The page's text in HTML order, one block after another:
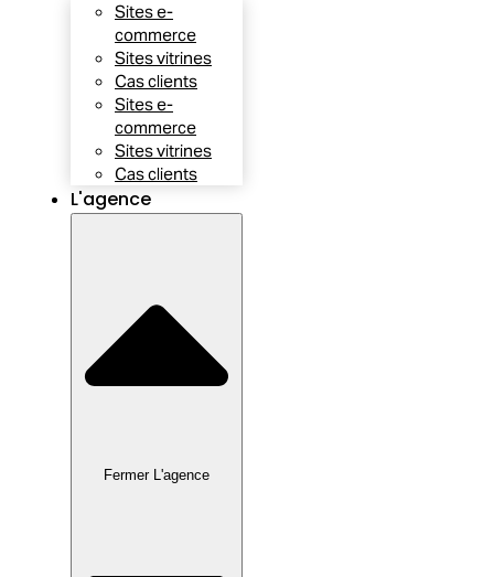
Sites e-
commerce
Sites vitrines
Cas clients
Sites e-
commerce
Sites vitrines
Cas clients
L'agence
Fermer L'agence